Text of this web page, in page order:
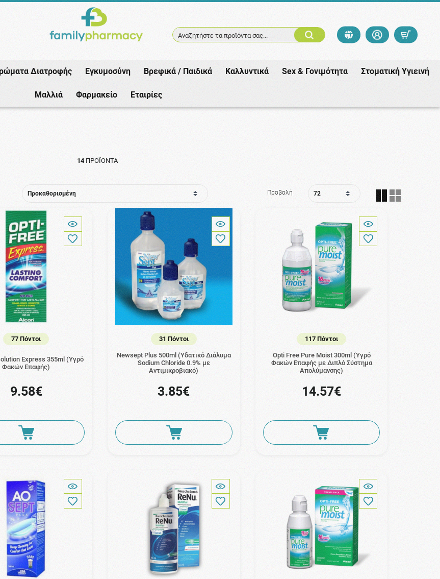
Αναζητήστε τα προϊόντα σας...
Διατροφής Εγκυμοσύνη Βρεφικά / Παιδικά Καλλυντικά Sex & Γονιμότητα Στοματική Υγιεινή
Μαλλιά Φαρμακείο Εταιρίες
Φαρμακείο Φροντίδα Ματιών Υγρά Φακών Επαφής
14ΠΡΟΪΌΝΤΑ
Προβολή
77 Πόντοι
Express 355ml (Υγρό
Φακών Επαφής)
9.58€
31 Πόντοι
Newsept Plus 500ml (Υδατικό Διάλυμα
Sodium Chloride 0.9% με
Αντιμικροβιακό)
3.85€
117 Πόντοι
Opti Free Pure Moist 300ml (Υγρό
Φακών Επαφής με Διπλό Σύστημα
Απολύμανσης)
14.57€